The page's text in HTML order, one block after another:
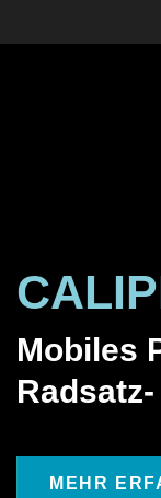
Mobiles
MEHR